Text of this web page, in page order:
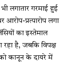
लगातार गरमाई हुई
प्रत्यारोप लगा
का इस्तेमाल
है, जबकि विपक्ष
कानून के दायरे में